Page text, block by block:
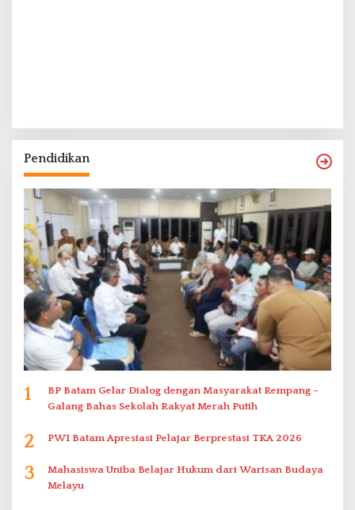
Pendidikan
1
BP Batam Gelar Dialog dengan Masyarakat Rempang –
Galang Bahas Sekolah Rakyat Merah Putih
2 PWI Batam Apresiasi Pelajar Berprestasi TKA 2026
3
Mahasiswa Uniba Belajar Hukum dari Warisan Budaya
Melayu